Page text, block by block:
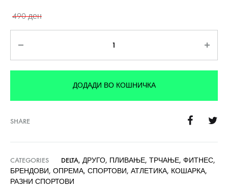
490ден
ДОДАДИ ВО КОШНИЧКА
SHARE
CATEGORIES DELTA, ДРУГО, ПЛИВАЊЕ, ТРЧАЊЕ, ФИТНЕС,
БРЕНДОВИ, ОПРЕМА, СПОРТОВИ, АТЛЕТИКА, КОШАРКА,
РАЗНИ СПОРТОВИ